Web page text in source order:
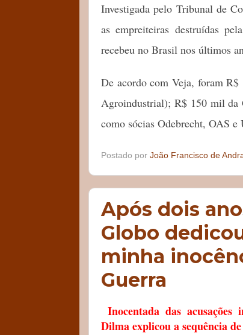
Investigada pelo Tribunal de
as empreiteiras destruídas
recebeu no Brasil nos últimos
De acordo com Veja, foram
Agroindustrial); R$ 150 mil da
como sócias Odebrecht, OAS
Postado por João Francisco de
Após dois
Globo
minha
Guerra
Inocentada das
Dilma explicou a sequência